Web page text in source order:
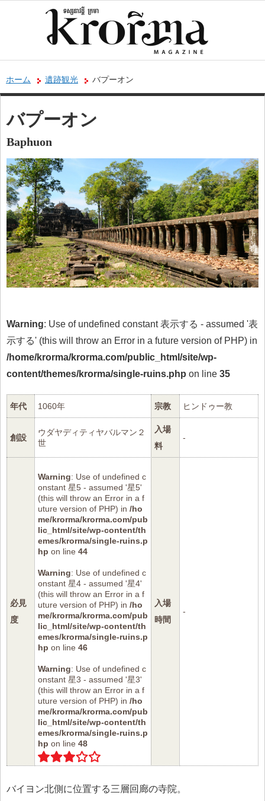
ホーム 遺跡観光 バプーオン
バプーオン
Baphuon
Warning: Use of undefined constant 表示する - assumed '表
示する' (this will throw an Error in a future version of PHP) in
/home/krorma/krorma.com/public_html/site/wp-
content/themes/krorma/single-ruins.php on line 35
年代 1060年 宗教 ヒンドゥー教
創設
ウダヤディティヤバルマン２
世
入場
料
-
必見
度
Warning: Use of undefined c
onstant 星5 - assumed '星5'
(this will throw an Error in a f
uture version of PHP) in /ho
me/krorma/krorma.com/pub
lic_html/site/wp-content/th
emes/krorma/single-ruins.p
hp on line 44
Warning: Use of undefined c
onstant 星4 - assumed '星4'
(this will throw an Error in a f
uture version of PHP) in /ho
me/krorma/krorma.com/pub
lic_html/site/wp-content/th
emes/krorma/single-ruins.p
hp on line 46
Warning: Use of undefined c
onstant 星3 - assumed '星3'
(this will throw an Error in a f
uture version of PHP) in /ho
me/krorma/krorma.com/pub
lic_html/site/wp-content/th
emes/krorma/single-ruins.p
hp on line 48
入場
時間
-
バイヨン北側に位置する三層回廊の寺院。